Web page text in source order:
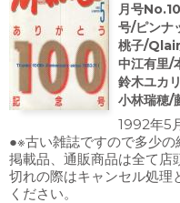
月号
号/ピンナ
桃子/
中江有里/
鈴木ユカ
小林瑞穂/
1992年5
●※古い雑誌ですので多少
掲載品、通販商品は全て店
切れの際はキャンセル処理
ください。